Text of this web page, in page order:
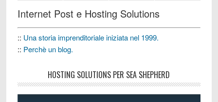
Internet Post e Hosting Solutions
:: Una storia imprenditoriale iniziata nel 1999.
:: Perchè un blog.
HOSTING SOLUTIONS PER SEA SHEPHERD